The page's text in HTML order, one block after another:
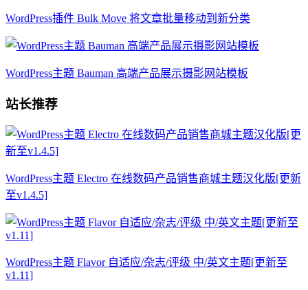
WordPress插件 Bulk Move 将文章批量移动到新分类
WordPress主题 Bauman 高端产品展示摄影网站模板
站长推荐
WordPress主题 Electro 在线数码产品销售商城主题汉化版[更新
至v1.4.5]
WordPress主题 Flavor 自适应/杂志/评级 中/英文主题[更新至
v1.11]